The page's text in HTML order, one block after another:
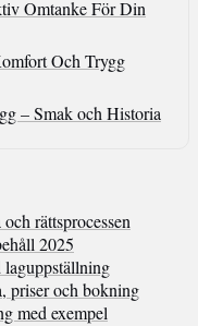
Omtanke För Din
Och Trygg
– Smak och Historia
rättsprocessen
2025
priser och bokning
med exempel